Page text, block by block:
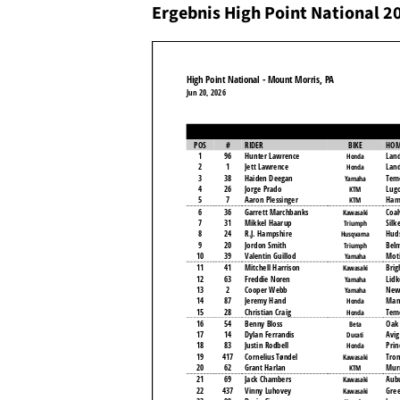
Ergebnis High Point National